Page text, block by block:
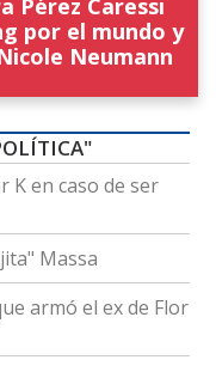
por el mundo y
Neumann
K en caso de ser
Massa
armó el ex de Flor